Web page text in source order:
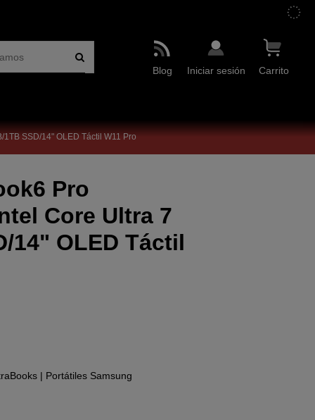
Blog Iniciar sesión Carrito
SSD/14" OLED Táctil W11 Pro
Pro
Core Ultra 7
14" OLED Táctil
| Portátiles Samsung